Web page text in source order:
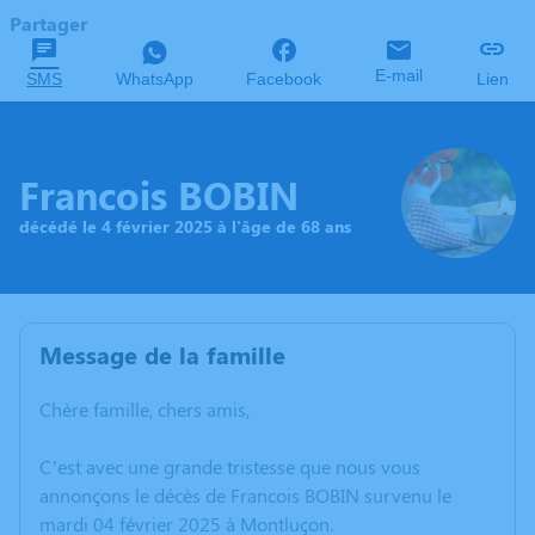
Partager
SMS WhatsApp Facebook E-mail Lien
Francois BOBIN
décédé le 4 février 2025 à l'âge de 68 ans
Message de la famille
Chère famille, chers amis,
C’est avec une grande tristesse que nous vous
annonçons le décès de Francois BOBIN survenu le
mardi 04 février 2025 à Montluçon.